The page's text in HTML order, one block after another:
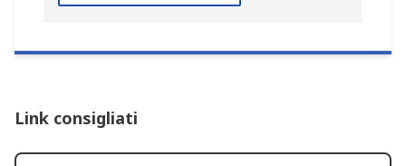
Link consigliati